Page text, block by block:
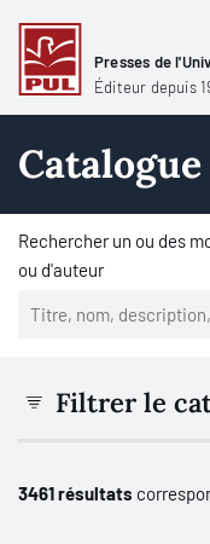
Presses de
Éditeur depuis
Catalogue
Rechercher un ou des
ou d'auteur
Filtrer le
3461 résultats